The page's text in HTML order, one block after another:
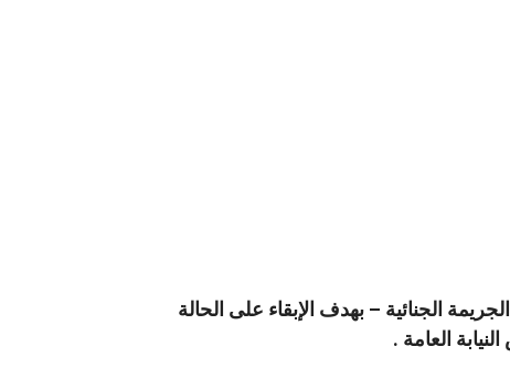
الجنائية – بهدف الإبقاء على الحالة
العامة .